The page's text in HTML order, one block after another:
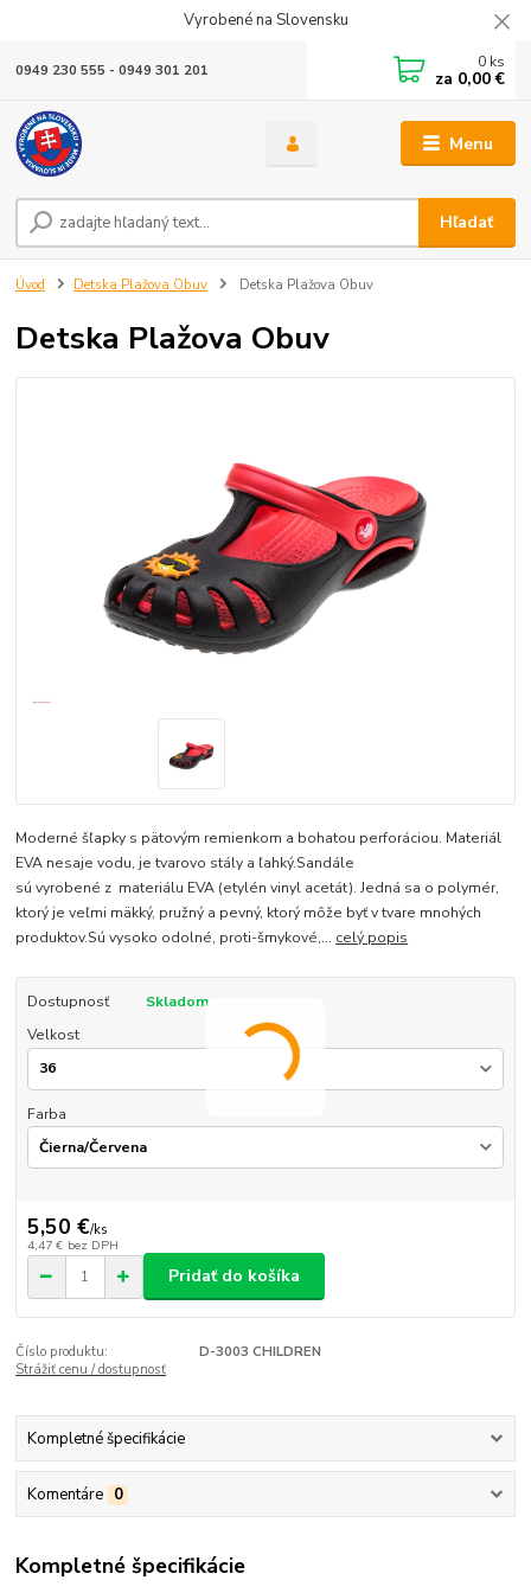
Vyrobené na Slovensku
Menu
Hľadať
0949 230 555 - 0949 301 201 0 ks
za 0,00 €
Úvod Detska Plažova Obuv Detska Plažova Obuv
Detska Plažova Obuv
Moderné šľapky s pätovým remienkom a bohatou perforáciou. Materiál
EVA nesaje vodu, je tvarovo stály a ľahký.Sandále
sú vyrobené z materiálu EVA (etylén vinyl acetát). Jedná sa o polymér,
ktorý je veľmi mäkký, pružný a pevný, ktorý môže byť v tvare mnohých
produktov.Sú vysoko odolné, proti-šmykové,... celý popis
Dostupnosť
Skladom
Velkost
Farba
5,50 €/ks
4,47 € bez DPH
Pridať do košíka
Číslo produktu:
D-3003 CHILDREN
Strážiť cenu / dostupnosť
Kompletné špecifikácie
Komentáre 0
Kompletné špecifikácie